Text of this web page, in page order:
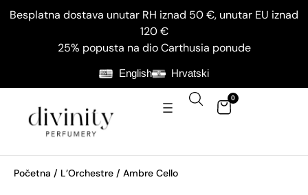
Besplatna dostava unutar RH iznad 50 €, unutar EU iznad
120 €
25% popusta na dio Carthusia ponude
English Hrvatski
0
Početna / L’Orchestre / Ambre Cello